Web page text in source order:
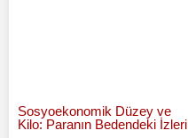
Sosyoekonomik Düzey ve
Kilo: Paranın Bedendeki İzleri